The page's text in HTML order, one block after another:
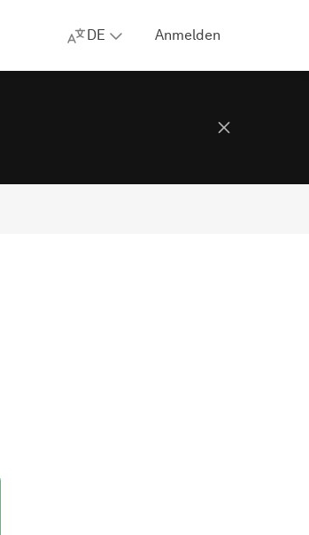
DE Anmelden